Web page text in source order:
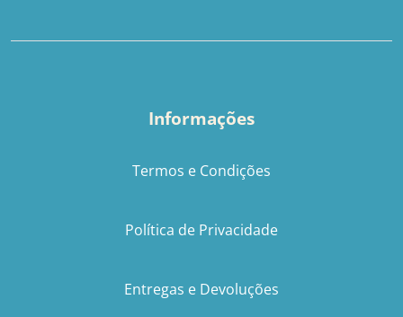
Informações
Termos e Condições
Política de Privacidade
Entregas e Devoluções